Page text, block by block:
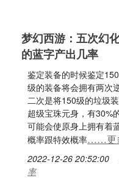
梦幻西游：五次幻
的蓝字产出几率
鉴定装备的时候鉴定
级的装备将会拥有两次
二次是将150级的垃圾
超级宝珠元身，有30%
可能会使原身上拥有着
概率跟特效概率……更
2022-12-26 20:52:00
率